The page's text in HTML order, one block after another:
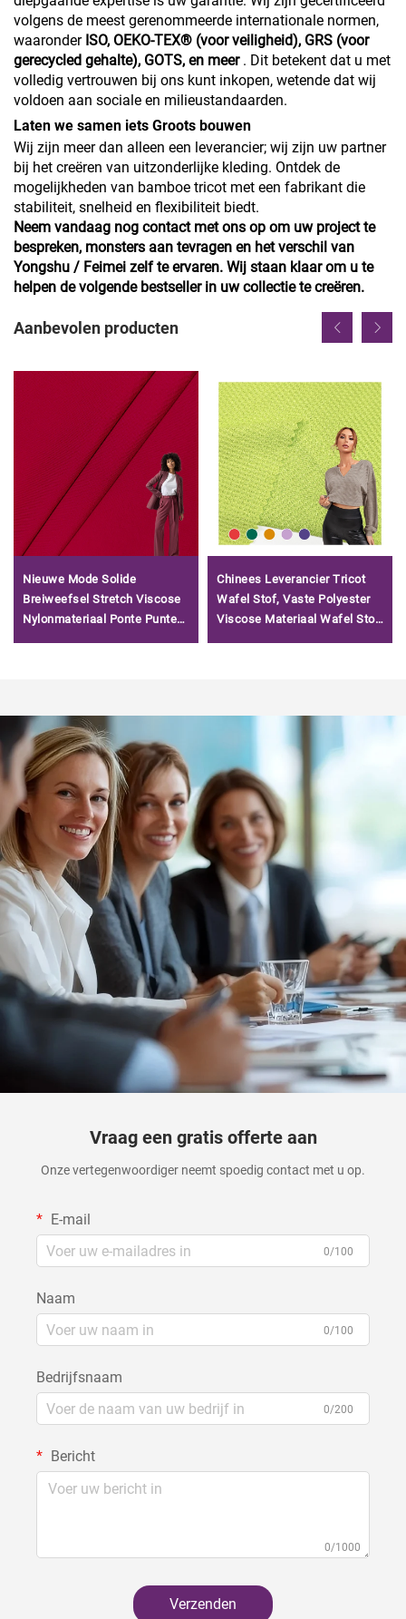
volgens de meest gerenommeerde internationale normen,
waaronder ISO, OEKO-TEX® (voor veiligheid), GRS (voor
gerecycled gehalte), GOTS, en meer . Dit betekent dat u met
volledig vertrouwen bij ons kunt inkopen, wetende dat wij
voldoen aan sociale en milieustandaarden.
Laten we samen iets Groots bouwen
Wij zijn meer dan alleen een leverancier; wij zijn uw partner
bij het creëren van uitzonderlijke kleding. Ontdek de
mogelijkheden van bamboe tricot met een fabrikant die
stabiliteit, snelheid en flexibiliteit biedt.
Neem vandaag nog contact met ons op om uw project te
bespreken, monsters aan tevragen en het verschil van
Yongshu / Feimei zelf te ervaren. Wij staan klaar om u te
helpen de volgende bestseller in uw collectie te creëren.
Aanbevolen producten
Nieuwe Mode Solide
Breiweefsel Stretch Viscose
Nylonmateriaal Ponte Punte
Chinees Leverancier Tricot
Wafel Stof, Vaste Polyester
Viscose Materiaal Wafel Stof
Vraag een gratis offerte aan
Onze vertegenwoordiger neemt spoedig contact met u op.
E-mail
0/100
Naam
0/100
Bedrijfsnaam
0/200
Bericht
0/1000
Verzenden